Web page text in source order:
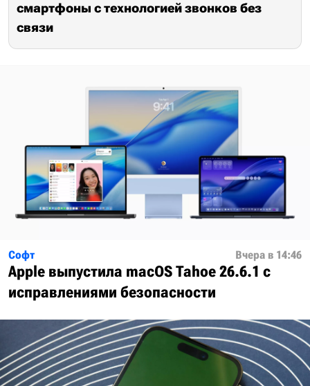
смартфоны с технологией звонков без
связи
Софт Вчера в 14:46
Apple выпустила macOS Tahoe 26.6.1 с
исправлениями безопасности